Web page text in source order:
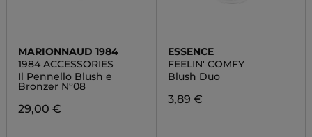
MARIONNAUD 1984
1984 ACCESSORIES
Il Pennello Blush e
Bronzer N°08
29,00 €
ESSENCE
FEELIN' COMFY
Blush Duo
3,89 €